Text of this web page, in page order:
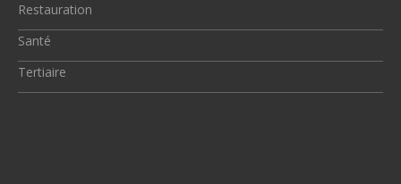
Restauration
Santé
Tertiaire